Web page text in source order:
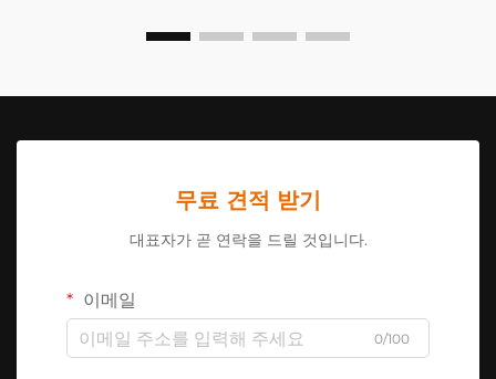
무료 견적 받기
대표자가 곧 연락을 드릴 것입니다.
이메일
0/100